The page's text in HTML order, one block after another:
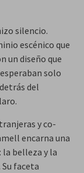
silencio.
escénico que
un diseño que
solo
del
y co-
encarna una
belleza y la
faceta